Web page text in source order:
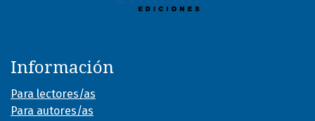
Información
Para lectores/as
Para autores/as